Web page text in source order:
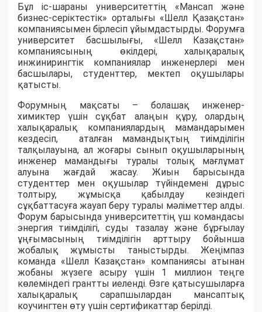
Бұл іс-шараны университеттің «Мансап және
бизнес-серіктестік» орталығы «Шелл Қазақстан»
компаниясымен бірлесіп ұйымдастырды. Форумға
университет басшылығы, «Шелл Казақстан»
компаниясының өкілдері, халықаралық
инжинирингтік компаниялар инженерлері мен
басшылары, студенттер, мектеп оқушылары
қатысты.
Форумның мақсаты – болашақ инженер-
химиктер үшін сұқбат алаңын құру, олардың
халықаралық компаниялардың мамандарымен
кездесіп, аталған мамандықтың тиімділігін
талқылауына, ал жоғары сынып оқушыларының
инженер мамандығы туралы толық мағлұмат
алуына жағдай жасау. Жиын барысында
студенттер мен оқушылар түйіндемені дұрыс
толтыру, жұмысқа қабылдау кезіндегі
сұқбаттасуға жауап беру туралы мәліметтер алды.
Форум барысында университеттің үш командасы
энергия тиімділігі, суды тазалау және бұрғылау
ұңғымасының тиімділігін арттыру бойынша
жобалық жұмысты таныстырды. Жеңімпаз
команда «Шелл Казақстан» компаниясы атынан
жобаны жүзеге асыру үшін 1 миллион теңге
көлеміндегі грантты иеленді. Өзге қатысушыларға
халықаралық сарапшылардан мансаптық
коучингтен өту үшін сертификаттар берілді.